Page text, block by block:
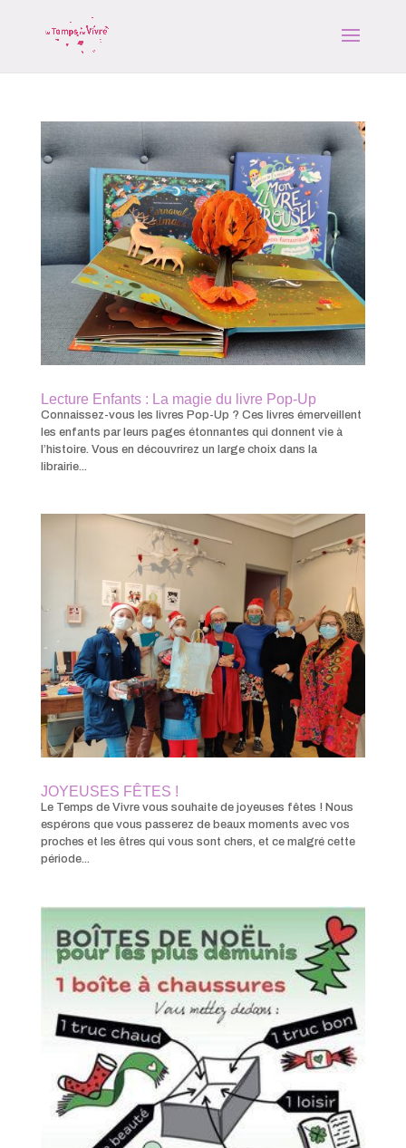
Lecture Enfants : La magie du livre Pop-Up
Connaissez-vous les livres Pop-Up ? Ces livres émerveillent
les enfants par leurs pages étonnantes qui donnent vie à
l’histoire. Vous en découvrirez un large choix dans la
librairie...
JOYEUSES FÊTES !
Le Temps de Vivre vous souhaite de joyeuses fêtes ! Nous
espérons que vous passerez de beaux moments avec vos
proches et les êtres qui vous sont chers, et ce malgré cette
période...